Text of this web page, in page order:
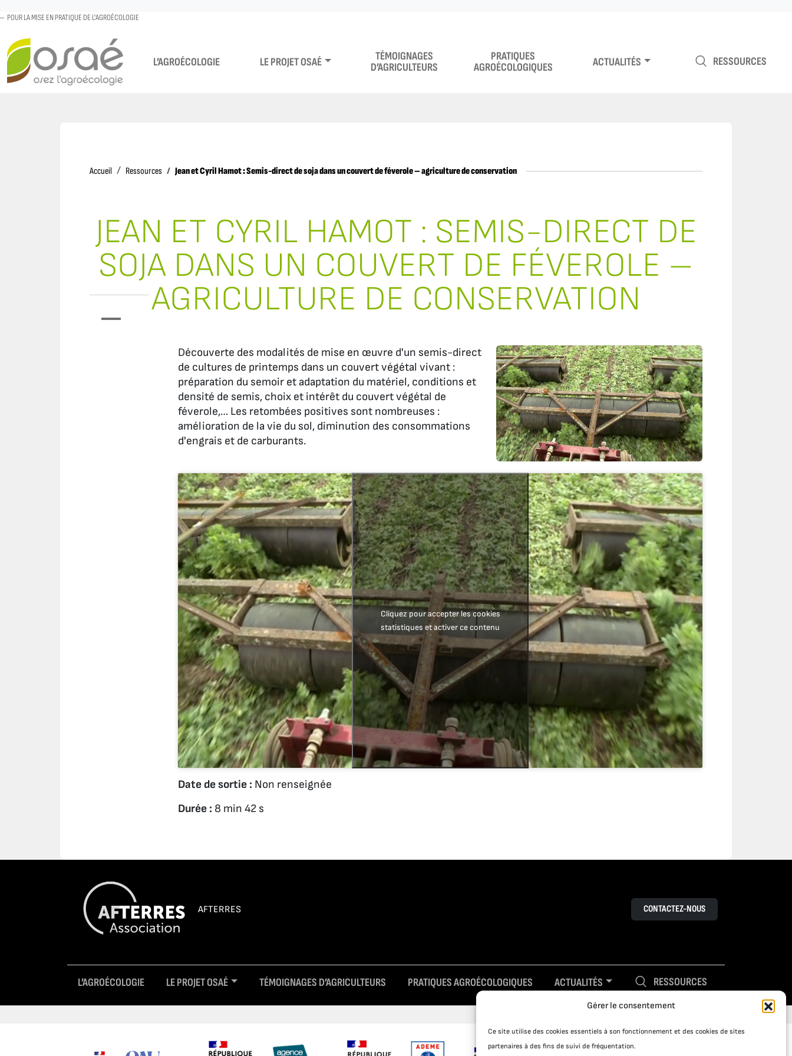
Gérer le consentement
Ce site utilise des cookies essentiels à son fonctionnement et des cookies de sites
partenaires à des fins de suivi de fréquentation.
POUR LA MISE EN PRATIQUE DE L'AGROÉCOLOGIE
L’AGROÉCOLOGIE LE PROJET OSAÉ
TÉMOIGNAGES
D’AGRICULTEURS
PRATIQUES
AGROÉCOLOGIQUES
ACTUALITÉS RESSOURCES
Accueil AccueilRessources Jean et Cyril Hamot : Semis-direct de soja dans un couvert de féverole – agriculture de conservation
JEAN ET CYRIL HAMOT : SEMIS-DIRECT DE
SOJA DANS UN COUVERT DE FÉVEROLE –
AGRICULTURE DE CONSERVATION
Découverte des modalités de mise en œuvre d'un semis-direct
de cultures de printemps dans un couvert végétal vivant :
préparation du semoir et adaptation du matériel, conditions et
densité de semis, choix et intérêt du couvert végétal de
féverole,… Les retombées positives sont nombreuses :
amélioration de la vie du sol, diminution des consommations
d'engrais et de carburants.
Cliquez pour accepter les cookies
statistiques et activer ce contenu
Date de sortie : Non renseignée
Durée : 8 min 42 s
AFTERRES CONTACTEZ-NOUS
L’AGROÉCOLOGIE LE PROJET OSAÉ TÉMOIGNAGES D’AGRICULTEURS PRATIQUES AGROÉCOLOGIQUES ACTUALITÉS RESSOURCES